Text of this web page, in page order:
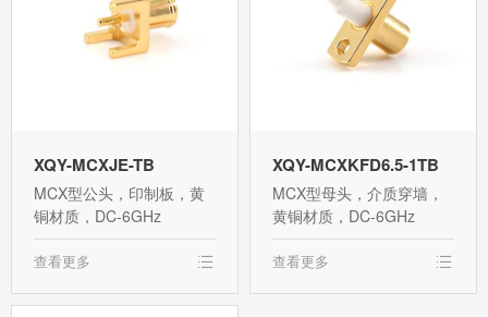
XQY-MCXJE-TB
MCX型公头，印制板，黄
铜材质，DC-6GHz
查看更多
XQY-MCXKFD6.5-1TB
MCX型母头，介质穿墙，
黄铜材质，DC-6GHz
查看更多